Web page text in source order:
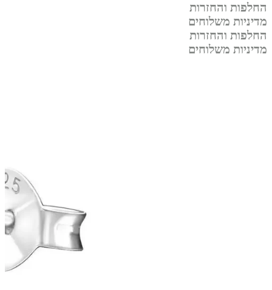
החלפות והחזרות
מדיניות משלוחים
החלפות והחזרות
מדיניות משלוחים